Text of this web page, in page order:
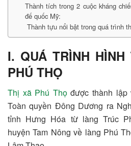
Thành tích trong 2 cuộc kháng
đế quốc Mỹ:
Thành tựu nổi bật trong quá trình
I. QUÁ TRÌNH
PHÚ THỌ
Thị xã Phú Thọđược thành lập
Toàn quyền Đông Dương ra
tỉnh Hưng Hóa từ làng Trúc
huyện Tam Nông về làng Phú